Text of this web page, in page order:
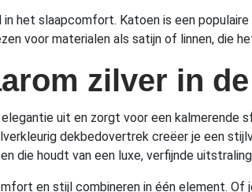
het slaapcomfort. Katoen is een
voor materialen als satijn of linnen, die
zilver in
uit en zorgt voor een kalmerende
dekbedovertrek creëer je een
die houdt van een luxe, verfijnde
en stijl combineren in één element.